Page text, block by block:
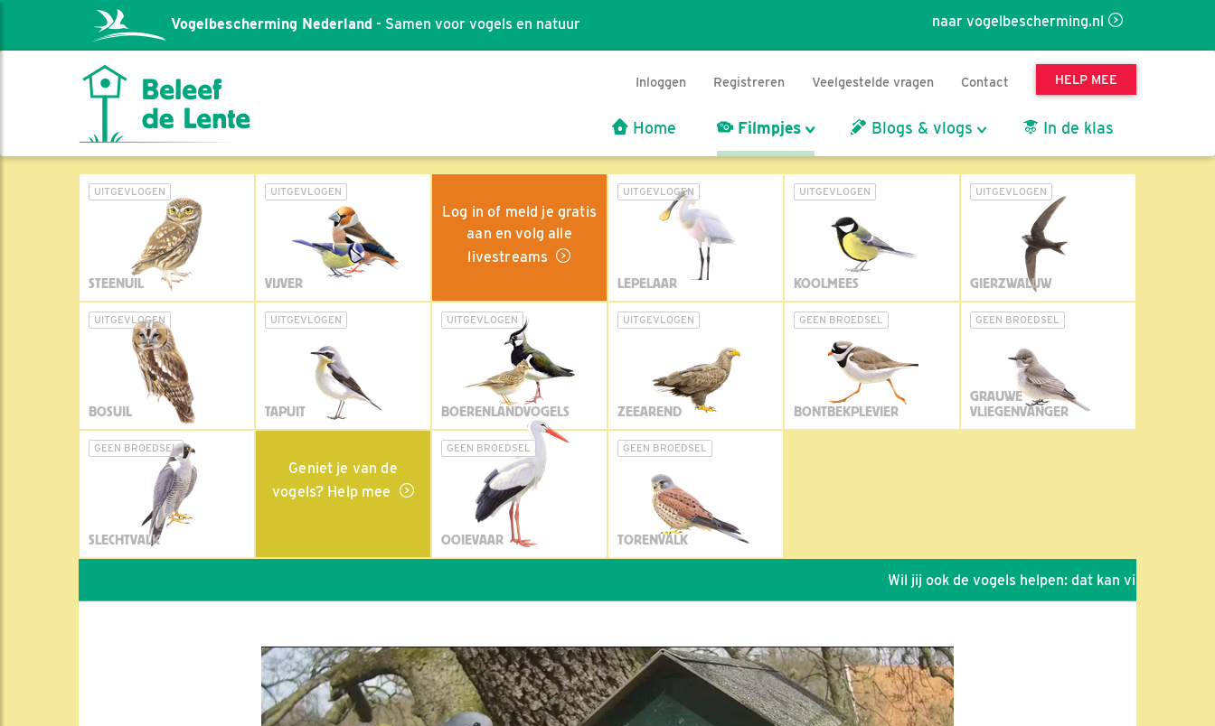
naar vogelbescherming.nl
Vogelbescherming Nederland - Samen voor vogels en natuur
Inloggen Registreren Veelgestelde vragen Contact HELP MEE
Home Filmpjes Blogs & vlogs In de klas
UITGEVLOGEN
STEENUIL
UITGEVLOGEN
VIJVER
Log in of meld je gratis
aan en volg alle
livestreams
UITGEVLOGEN
LEPELAAR
UITGEVLOGEN
KOOLMEES
UITGEVLOGEN
GIERZWALUW
UITGEVLOGEN
BOSUIL
UITGEVLOGEN
TAPUIT
UITGEVLOGEN
BOERENLANDVOGELS
UITGEVLOGEN
ZEEAREND
GEEN BROEDSEL
BONTBEKPLEVIER
GEEN BROEDSEL
GRAUWE
VLIEGENVANGER
GEEN BROEDSEL
SLECHTVALK
Geniet je van de
vogels? Help mee
GEEN BROEDSEL
OOIEVAAR
GEEN BROEDSEL
TORENVALK
Wil jij ook de vogels helpen: dat kan via de link!